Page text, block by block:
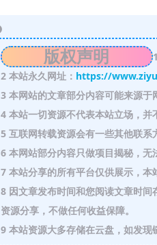
版权声明 1
2本站永久网址： https://
3本网站的文章部分内容可能来源于
4本站一切资源不代表本站立场，并
5互联网转载资源会有一些其他联系
6本网站部分内容只做项目揭秘，无
7本站分享的所有平台仅供展示，本
8因文章发布时间和您阅读文章时间
资源分享，不做任何收益保障。
9本站资源大多存储在云盘，如发现